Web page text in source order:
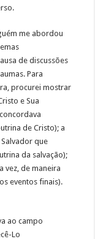
me abordou
de discussões
Para
procurei mostrar
e Sua
de Cristo); a
que
da salvação);
vez, de maneira
eventos finais).
ao campo
Lo